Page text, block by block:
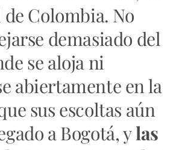
Colombia. No
demasiado del
se aloja ni
abiertamente en la
sus escoltas aún
a Bogotá, ylas